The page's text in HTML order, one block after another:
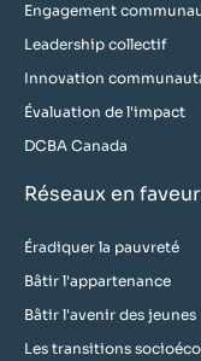
Engagement
Leadership collectif
Innovation
Évaluation de l'impact
DCBA Canada
Réseaux en
Éradiquer la pauvreté
Bâtir l'appartenance
Bâtir l'avenir des jeunes
Les transitions